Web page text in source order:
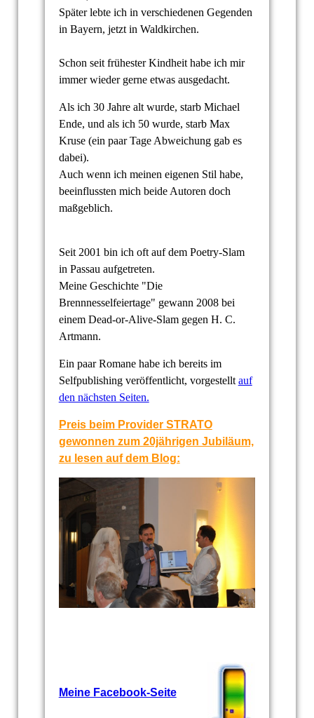
Später lebte ich in verschiedenen Gegenden
in Bayern, jetzt in Waldkirchen.
Schon seit frühester Kindheit habe ich mir
immer wieder gerne etwas ausgedacht.
Als ich 30 Jahre alt wurde, starb Michael
Ende, und als ich 50 wurde, starb Max
Kruse (ein paar Tage Abweichung gab es
dabei).
Auch wenn ich meinen eigenen Stil habe,
beeinflussten mich beide Autoren doch
maßgeblich.
Seit 2001 bin ich oft auf dem Poetry-Slam
in Passau aufgetreten.
Meine Geschichte "Die
Brennnesselfeiertage" gewann 2008 bei
einem Dead-or-Alive-Slam gegen H. C.
Artmann.
Ein paar Romane habe ich bereits im
Selfpublishing veröffentlicht, vorgestellt auf
den nächsten Seiten.
Preis beim Provider STRATO
gewonnen zum 20jährigen Jubiläum,
zu lesen auf dem Blog:
Meine Facebook-Seite